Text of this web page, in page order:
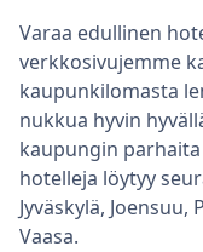
Varaa edullinen
verkkosivujemme
kaupunkilomasta
nukkua hyvin
kaupungin
hotelleja löytyy
Jyväskylä,
Vaasa.